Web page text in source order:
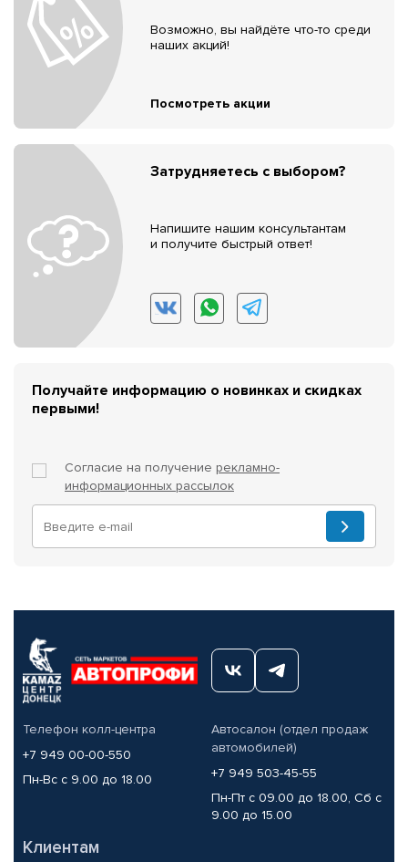
Возможно, вы найдёте что-то среди
наших акций!
Посмотреть акции
Затрудняетесь с выбором?
Напишите нашим консультантам
и получите быстрый ответ!
Получайте информацию о новинках и скидках
первыми!
Согласие на получение рекламно-
информационных рассылок
Телефон колл-центра
+7 949 00-00-550
Пн-Вс с 9.00 до 18.00
Автосалон (отдел продаж
автомобилей)
+7 949 503-45-55
Пн-Пт с 09.00 до 18.00, Сб с
9.00 до 15.00
Клиентам